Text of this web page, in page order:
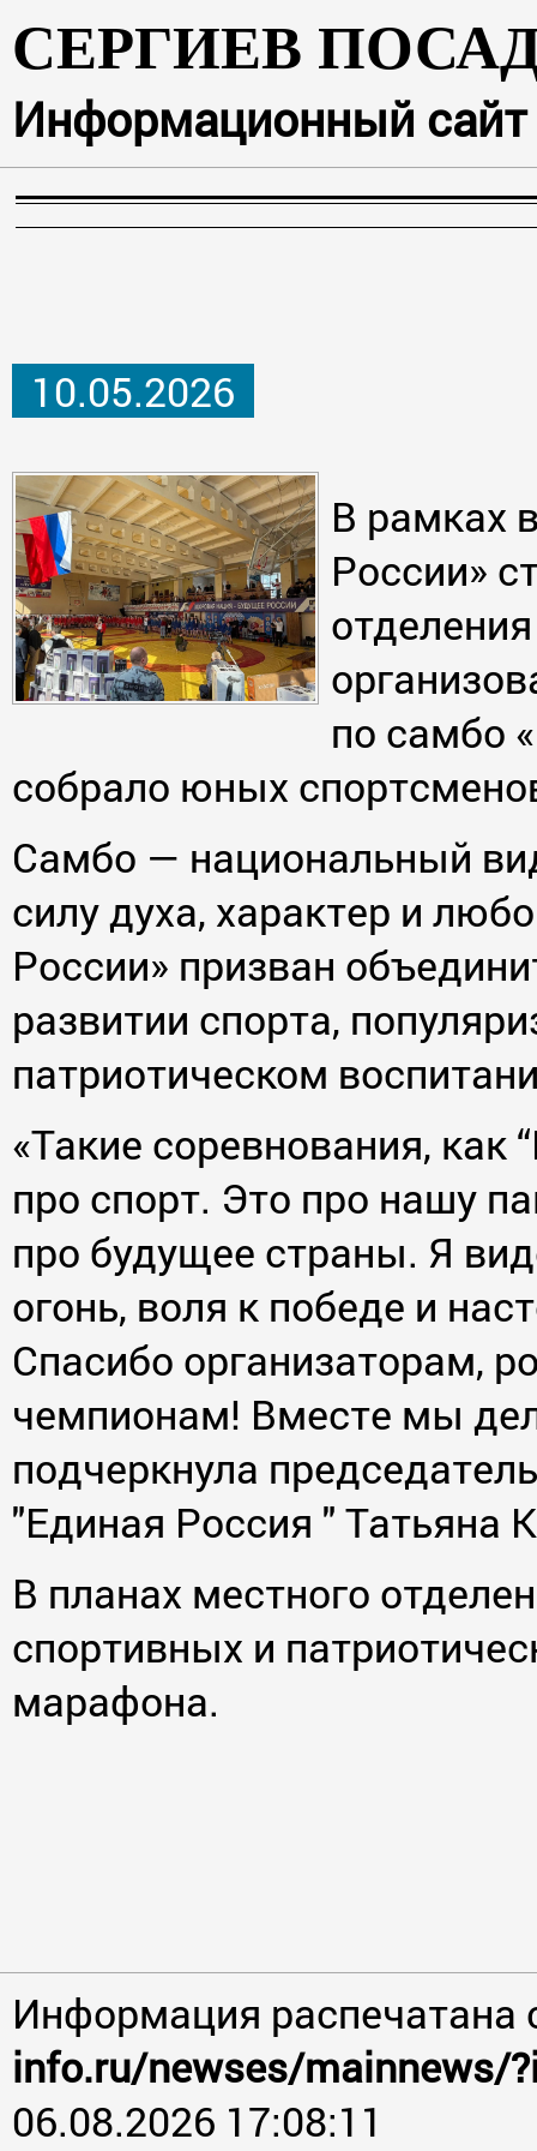
СЕРГИЕВ
Информационный сайт
10.05.2026
В рамках
России»
по самбо
собрало юных
Самбо — национальный
силу духа, характер и
России» призван
развитии спорта,
патриотическом
«Такие соревнования, как
про спорт. Это про нашу
про будущее страны. Я
огонь, воля к победе и
Спасибо организаторам,
чемпионам! Вместе мы
подчеркнула
"Единая Россия " Татьяна
В планах местного
спортивных и
марафона.
Информация
info.ru/newses/mainnews/
06.08.2026 17:08:11